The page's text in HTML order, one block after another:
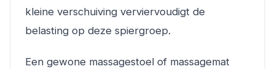
kleine verschuiving verviervoudigt de
belasting op deze spiergroep.
Een gewone massagestoel of massagemat